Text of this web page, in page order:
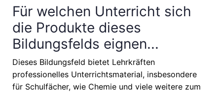
Für welchen Unterricht sich
die Produkte dieses
Bildungsfelds eignen...
Dieses Bildungsfeld bietet Lehrkräften
professionelles Unterrichtsmaterial, insbesondere
für Schulfächer, wie Chemie und viele weitere zum